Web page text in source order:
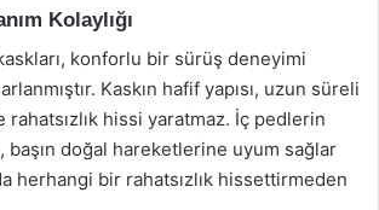
Kolaylığı
konforlu bir sürüş deneyimi
Kaskın hafif yapısı, uzun süreli
rahatsızlık hissi yaratmaz. İç pedlerin
başın doğal hareketlerine uyum sağlar
herhangi bir rahatsızlık hissettirmeden